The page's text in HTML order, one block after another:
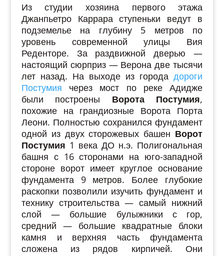
Из студии хозяина первого этажа
Джанпьетро Каррара ступеньки ведут в
подземелье на глубину 5 метров по
уровень современной улицы Вия
Реденторе. За раздвижной дверью —
настоящий сюрприз — Верона две тысячи
лет назад. На выходе из городадороги
Постумия через мост по реке Адидже
были построены Ворота Постумия,
похожие на грандиозные Ворота Порта
Леони. Полностью сохранился фундамент
одной из двух сторожевых башен Ворот
Постумия 1 века ДО н.э. Полигональная
башня с 16 сторонами на юго-западной
стороне ворот имеет круглое основание
фундамента 9 метров. Более глубокие
раскопки позволили изучить фундамент и
технику строительства — самый нижний
слой — большие булыжники с гор,
средний — большие квадратные блоки
камня и верхняя часть фундамента
сложена из рядов кирпичей. Они